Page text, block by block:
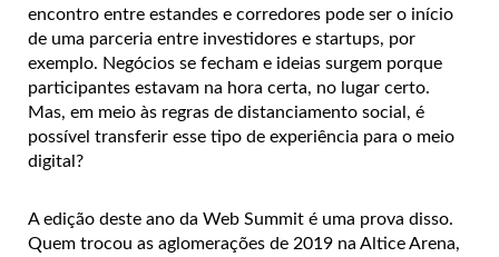
encontro entre estandes e corredores pode ser o início
de uma parceria entre investidores e startups, por
exemplo. Negócios se fecham e ideias surgem porque
participantes estavam na hora certa, no lugar certo.
Mas, em meio às regras de distanciamento social, é
possível transferir esse tipo de experiência para o meio
digital?
A edição deste ano da Web Summit é uma prova disso.
Quem trocou as aglomerações de 2019 na Altice Arena,